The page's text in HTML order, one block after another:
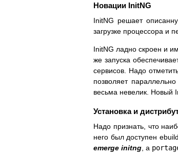
Новации InitNG
InitNG решает
загрузке процессора и
InitNG ладно скроен и
же запуска
сервисов. Надо
позволяет
весьма невелик. Новый
Установка и
Надо признать, что
него был доступен
emerge initng , а